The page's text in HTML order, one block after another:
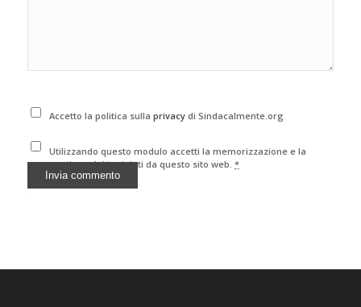
Accetto la politica sullaprivacydi Sindacalmente.org
Utilizzando questo modulo accetti la memorizzazione e la
gestione dei tuoi dati da questo sito web.*